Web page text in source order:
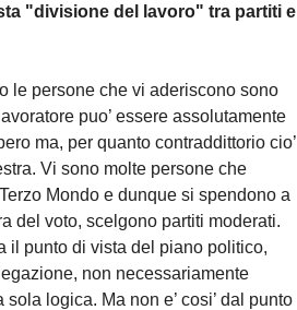
"divisione del lavoro" tra partiti e
le persone che vi aderiscono sono
puo’ essere assolutamente
ma, per quanto contraddittorio cio’
Vi sono molte persone che
Mondo e dunque si spendono a
del voto, scelgono partiti moderati.
il punto di vista del piano politico,
non necessariamente
logica. Ma non e’ cosi’ dal punto